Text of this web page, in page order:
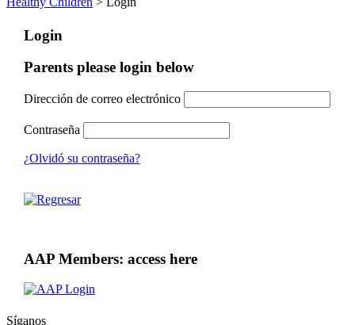
Login
Parents please login below
Dirección de correo electrónico
Contraseña
¿Olvidó su contraseña?
AAP Members: access here
Síganos